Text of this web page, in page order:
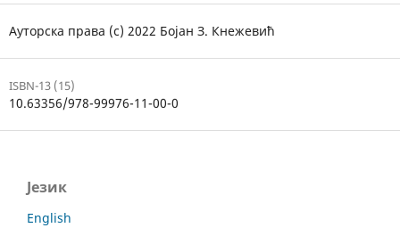
Ауторска права (c) 2022 Бојан З. Кнежевић
ISBN-13 (15)
10.63356/978-99976-11-00-0
Језик
English